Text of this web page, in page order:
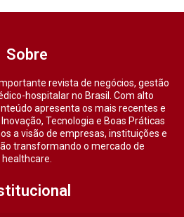
Sobre
revista de negócios, gestão
hospitalar no Brasil. Com alto
apresenta os mais recentes e
Tecnologia e Boas Práticas
a visão de empresas, instituições e
transformando o mercado de
healthcare.